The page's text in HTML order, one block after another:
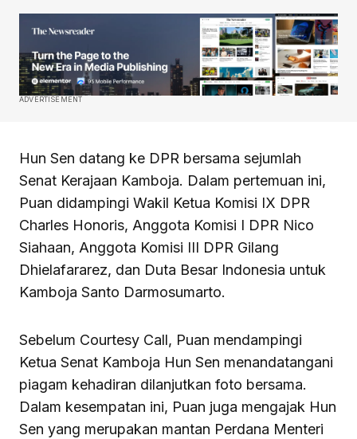
ADVERTISEMENT
Hun Sen datang ke DPR bersama sejumlah
Senat Kerajaan Kamboja. Dalam pertemuan ini,
Puan didampingi Wakil Ketua Komisi IX DPR
Charles Honoris, Anggota Komisi I DPR Nico
Siahaan, Anggota Komisi III DPR Gilang
Dhielafararez, dan Duta Besar Indonesia untuk
Kamboja Santo Darmosumarto.
Sebelum Courtesy Call, Puan mendampingi
Ketua Senat Kamboja Hun Sen menandatangani
piagam kehadiran dilanjutkan foto bersama.
Dalam kesempatan ini, Puan juga mengajak Hun
Sen yang merupakan mantan Perdana Menteri